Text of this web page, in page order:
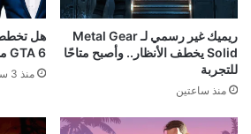
ريميك غير رسمي لـ Metal Gear
Solid يخطف الأنظار.. وأصبح متاحًا
للتجربة
منذ ساعتين
GTA 6 مستقبلًا بالبث السحابي؟
منذ 3 ساعات